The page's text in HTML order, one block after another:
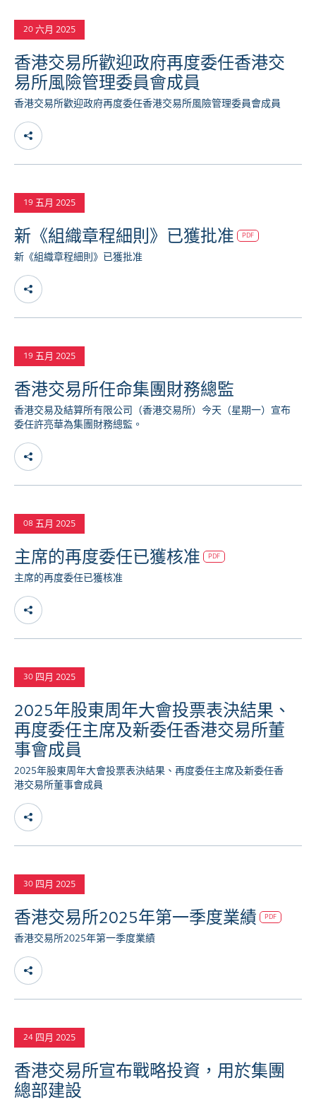
20 六月 2025
香港交易所歡迎政府再度委任香港交
易所風險管理委員會成員
香港交易所歡迎政府再度委任香港交易所風險管理委員會成員
19 五月 2025
新《組織章程細則》已獲批准 PDF
新《組織章程細則》已獲批准
19 五月 2025
香港交易所任命集團財務總監
香港交易及結算所有限公司（香港交易所）今天（星期一）宣布
委任許亮華為集團財務總監。
08 五月 2025
主席的再度委任已獲核准 PDF
主席的再度委任已獲核准
30 四月 2025
2025年股東周年大會投票表決結果、
再度委任主席及新委任香港交易所董
事會成員
2025年股東周年大會投票表決結果、再度委任主席及新委任香
港交易所董事會成員
30 四月 2025
香港交易所2025年第一季度業績 PDF
香港交易所2025年第一季度業績
24 四月 2025
香港交易所宣布戰略投資，用於集團
總部建設